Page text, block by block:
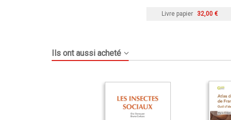
Livre papier 32,00 €
Ils ont aussi acheté